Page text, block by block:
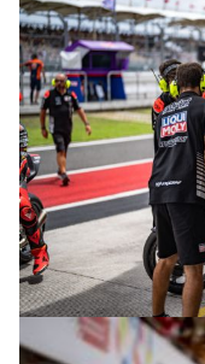
© R.Lekl
© R.Lekl